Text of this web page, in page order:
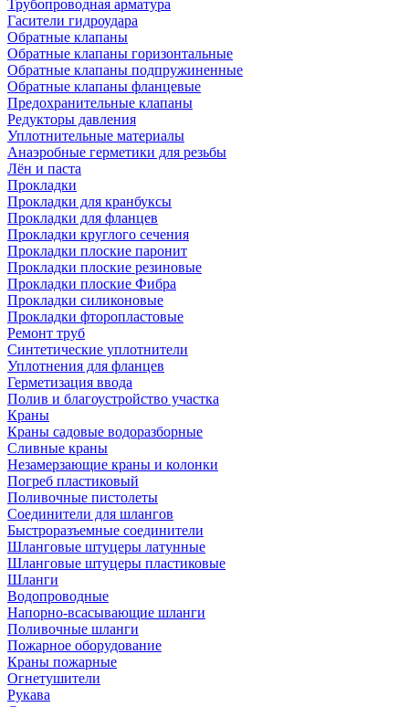
Трубопроводная арматура
Гасители гидроудара
Обратные клапаны
Обратные клапаны горизонтальные
Обратные клапаны подпружиненные
Обратные клапаны фланцевые
Предохранительные клапаны
Редукторы давления
Уплотнительные материалы
Анаэробные герметики для резьбы
Лён и паста
Прокладки
Прокладки для кранбуксы
Прокладки для фланцев
Прокладки круглого сечения
Прокладки плоские паронит
Прокладки плоские резиновые
Прокладки плоские Фибра
Прокладки силиконовые
Прокладки фторопластовые
Ремонт труб
Синтетические уплотнители
Уплотнения для фланцев
Герметизация ввода
Полив и благоустройство участка
Краны
Краны садовые водоразборные
Сливные краны
Незамерзающие краны и колонки
Погреб пластиковый
Поливочные пистолеты
Соединители для шлангов
Быстроразъемные соединители
Шланговые штуцеры латунные
Шланговые штуцеры пластиковые
Шланги
Водопроводные
Напорно-всасывающие шланги
Поливочные шланги
Пожарное оборудование
Краны пожарные
Огнетушители
Рукава